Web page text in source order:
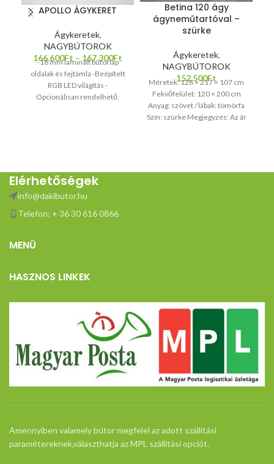
APOLLO ÁGYKERET
Ágykeretek,
NAGYBÚTOROK
166.600Ft – 167.300Ft
-18 mm laminált bútorlap
oldalak és fejtámla -Beépített
RGB LED világítás -
Opcionálisan rendelhető:
Betina 120 ágy
ágyneműtartóval –
szürke
Ágykeretek,
NAGYBÚTOROK
152.500Ft
Méretek: 128 × 217 × 107 cm
Fekvőfelület: 120 × 200 cm
Anyag: szövet / lábak: tömörfa
Szín: szürke Megjegyzés: Az ár
Elérhetőségek
info@dakibutor.hu
Telefon: + 36 30 616 0866
MENÜ
HASZNOS LINKEK
Amennyiben valamely bútor megfelel az adott szállítási
paramétereknek,választhatja az MPL szállítási opciót.